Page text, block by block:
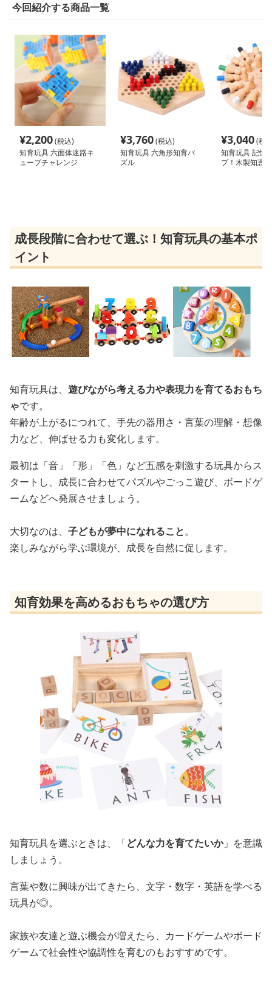
今回紹介する商品一覧
¥2,200(税込)
知育玩具 六面体迷路キ
ューブチャレンジ
¥3,760(税込)
知育玩具 六角形知育パ
ズル
¥3,040(税
知育玩具 記憶
プ！木製知恵
成長段階に合わせて選ぶ！知育玩具の基本ポ
イント
知育玩具は、 遊びながら考える力や表現力を育てるおもち
ゃです。
年齢が上がるにつれて、手先の器用さ・言葉の理解・想像
力など、伸ばせる力も変化します。
最初は「音」「形」「色」など五感を刺激する玩具からス
タートし、成長に合わせてパズルやごっこ遊び、ボードゲ
ームなどへ発展させましょう。
大切なのは、 子どもが夢中になれること。
楽しみながら学ぶ環境が、成長を自然に促します。
知育効果を高めるおもちゃの選び方
知育玩具を選ぶときは、「どんな力を育てたいか」を意識
しましょう。
言葉や数に興味が出てきたら、文字・数字・英語を学べる
玩具が◎。
家族や友達と遊ぶ機会が増えたら、カードゲームやボード
ゲームで社会性や協調性を育むのもおすすめです。